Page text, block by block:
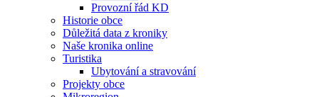
Provozní řád KD
Historie obce
Důležitá data z kroniky
Naše kronika online
Turistika
Ubytování a stravování
Projekty obce